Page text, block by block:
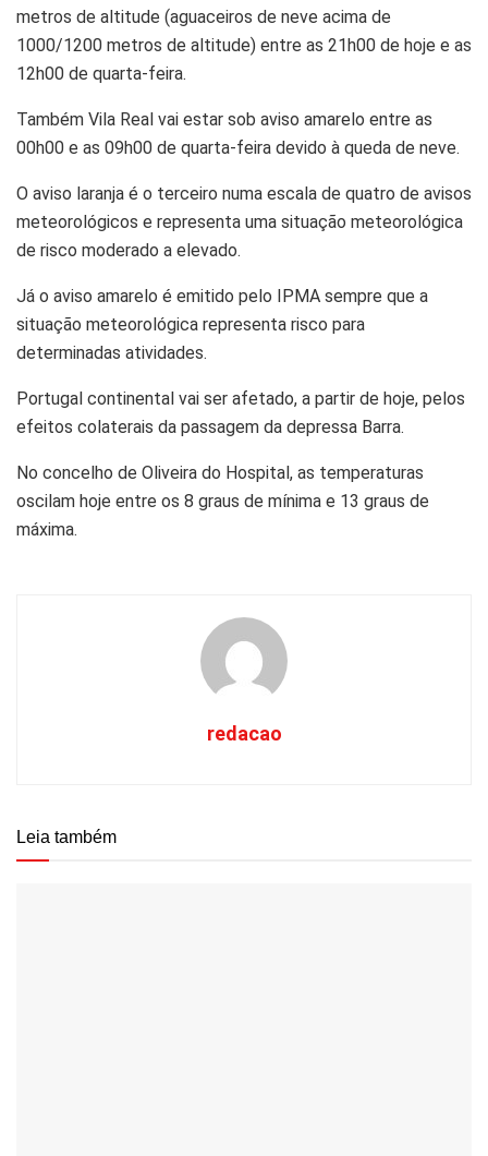
metros de altitude (aguaceiros de neve acima de
1000/1200 metros de altitude) entre as 21h00 de hoje e as
12h00 de quarta-feira.
Também Vila Real vai estar sob aviso amarelo entre as
00h00 e as 09h00 de quarta-feira devido à queda de neve.
O aviso laranja é o terceiro numa escala de quatro de avisos
meteorológicos e representa uma situação meteorológica
de risco moderado a elevado.
Já o aviso amarelo é emitido pelo IPMA sempre que a
situação meteorológica representa risco para
determinadas atividades.
Portugal continental vai ser afetado, a partir de hoje, pelos
efeitos colaterais da passagem da depressa Barra.
No concelho de Oliveira do Hospital, as temperaturas
oscilam hoje entre os 8 graus de mínima e 13 graus de
máxima.
redacao
Leia também